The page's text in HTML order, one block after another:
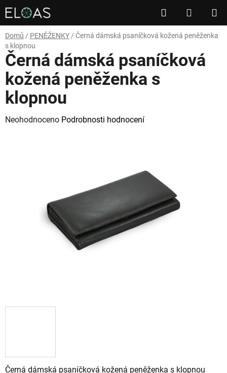
Přejít
na
obsah
Hledat
KOŠÍK
Domů / PENĚŽENKY / Černá dámská psaníčková kožená peněženka
s klopnou
Černá dámská psaníčková kožená peněženka s klopnou
Černá dámská psaníčková
kožená peněženka s
klopnou
Průměrné
Neohodnoceno Podrobnosti hodnocení